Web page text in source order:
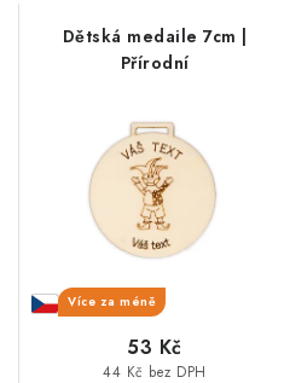
Dětská medaile 7cm |
Přírodní
Více za méně
44 Kč bez DPH
53 Kč